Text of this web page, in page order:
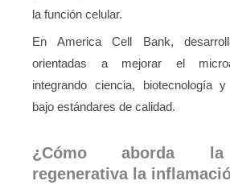
la función celular.
En America Cell Bank,
orientadas a mejorar el
integrando ciencia, biotecnología
bajo estándares de calidad.
¿Cómo aborda la
regenerativa la